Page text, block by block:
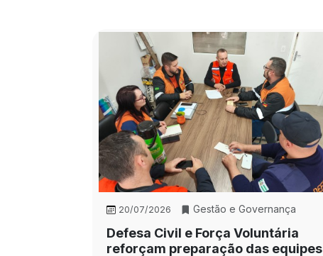
20/07/2026 Gestão e Governança
Defesa Civil e Força Voluntária
reforçam preparação das equipes